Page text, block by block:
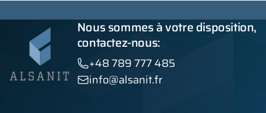
Nous sommes à votre disposition,
contactez-nous:
+48 789 777 485
info@alsanit.fr